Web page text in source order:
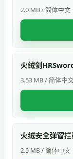
2.0 MB / 简体中文
火绒剑
3.53 MB / 简体中
火绒安全弹窗
2.5 MB / 简体中文